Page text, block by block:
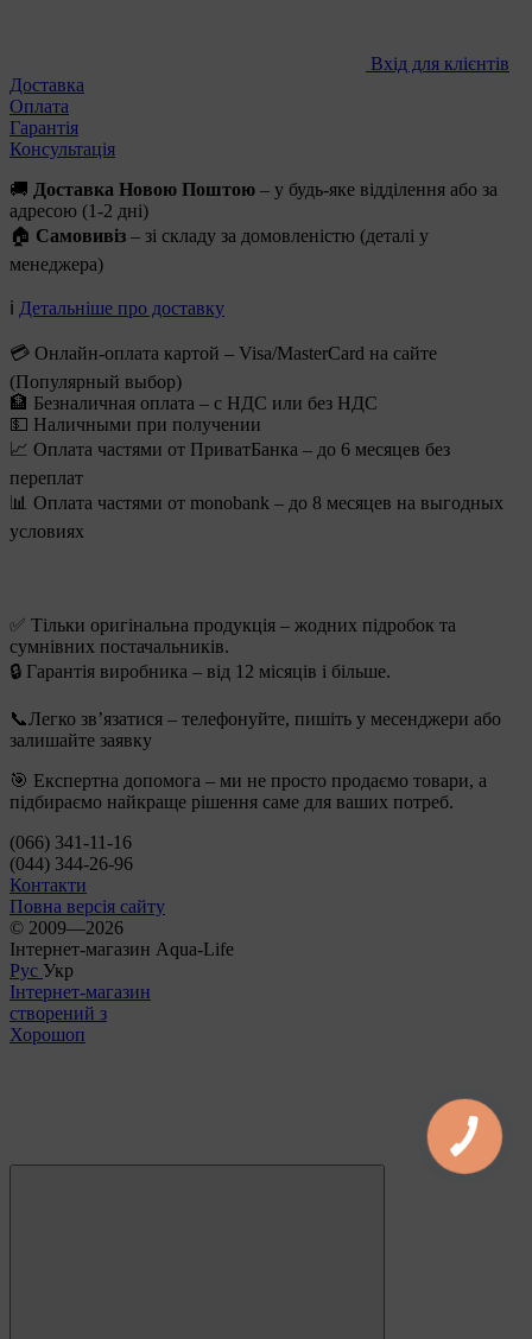
Вхід для клієнтів
Доставка
Оплата
Гарантія
Консультація
🚚 Доставка Новою Поштою – у будь-яке відділення або за
адресою (1-2 дні)
🏠 Самовивіз – зі складу за домовленістю (деталі у
менеджера)
ℹ️ Детальніше про доставку
💳 Онлайн-оплата картой – Visa/MasterCard на сайте
(Популярный выбор)
🏦 Безналичная оплата – с НДС или без НДС
💵 Наличными при получении
📈 Оплата частями от ПриватБанка – до 6 месяцев без
переплат
📊 Оплата частями от monobank – до 8 месяцев на выгодных
условиях
✅ Тільки оригінальна продукція – жодних підробок та
сумнівних постачальників.
🔒 Гарантія виробника – від 12 місяців і більше.
📞Легко зв’язатися – телефонуйте, пишіть у месенджери або
залишайте заявку
🎯 Експертна допомога – ми не просто продаємо товари, а
підбираємо найкраще рішення саме для ваших потреб.
(066) 341-11-16
(044) 344-26-96
Контакти
Повна версія сайту
© 2009—2026
Інтернет-магазин Aqua-Life
Рус Укр
Інтернет-магазин
створений з
Хорошоп